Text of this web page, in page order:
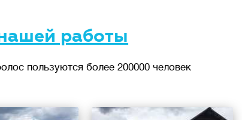
работы
пользуются более 200000 человек